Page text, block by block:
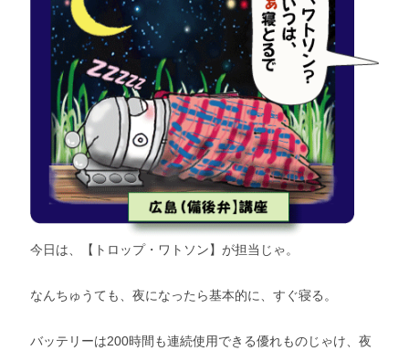
今日は、【トロップ・ワトソン】が担当じゃ。
なんちゅうても、夜になったら基本的に、すぐ寝る。
バッテリーは200時間も連続使用できる優れものじゃけ、夜